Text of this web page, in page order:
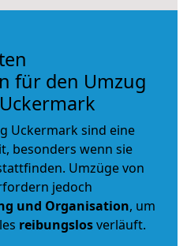
für den Umzug
Uckermark sind eine
besonders wenn sie
Umzüge von
jedoch
und Organisation, um
reibungslosverläuft.